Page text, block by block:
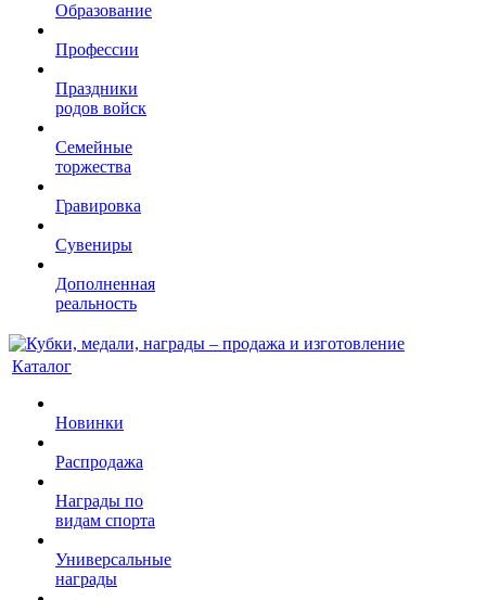
Образование
Профессии
Праздники
родов войск
Семейные
торжества
Гравировка
Сувениры
Дополненная
реальность
Каталог
Новинки
Распродажа
Награды по
видам спорта
Универсальные
награды